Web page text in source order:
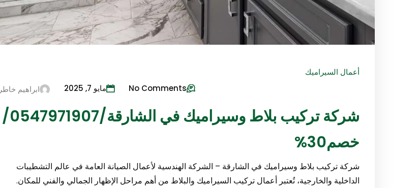
أعمال السيراميك
ابراهيم خاطر
مايو 7, 2025 No Comments
شركة تركيب بلاط وسيراميك في الشارقة/0547971907/
خصم30%
شركة تركيب بلاط وسيراميك في الشارقة – الشركة الهندسية لأعمال الصيانة العامة في عالم التشطيبات
الداخلية والخارجية، تُعتبر أعمال تركيب السيراميك والبلاط من أهم مراحل الإظهار الجمالي والفني للمكان.